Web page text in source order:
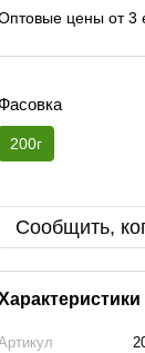
цены от 3
200г
Сообщить,